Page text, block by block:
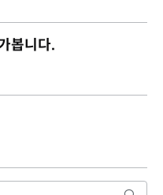
봅니다.